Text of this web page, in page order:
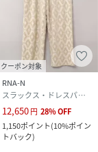
クーポン対象
RNA-N
スラックス・ドレスパンツ
12,650円 28%OFF
1,150ポイント(10%ポイン
トバック)